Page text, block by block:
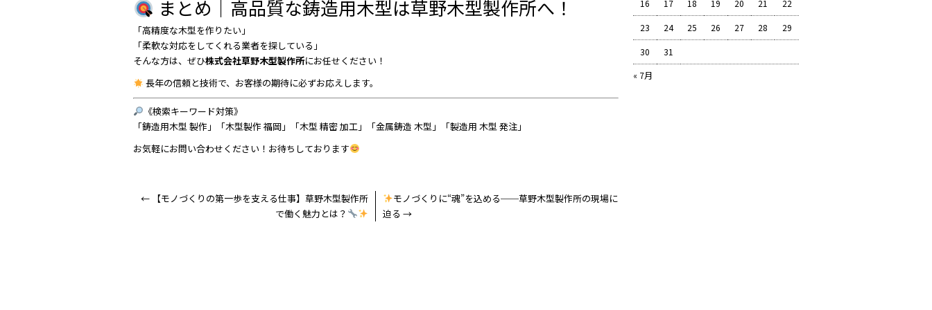
まとめ｜高品質な鋳造用木型は草野木型製作所へ！
「高精度な木型を作りたい」
「柔軟な対応をしてくれる業者を探している」
そんな方は、ぜひ株式会社草野木型製作所にお任せください！
長年の信頼と技術で、お客様の期待に必ずお応えします。
《検索キーワード対策》
「鋳造用木型 製作」「木型製作 福岡」「木型 精密 加工」「金属鋳造 木型」「製造用 木型 発注」
お気軽にお問い合わせください！お待ちしております
← 【モノづくりの第一歩を支える仕事】草野木型製作所
で働く魅力とは？
モノづくりに“魂”を込める──草野木型製作所の現場に
迫る →
« 7月
16 17 18 19 20 21 22
23 24 25 26 27 28 29
30 31